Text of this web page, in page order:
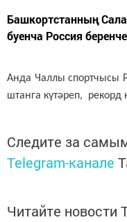
­Баш­корт­стан­ның
бу­ен­ча Рос­сия
Ан­да Чал­лы спорт­чы­сы
штан­га кү­тә­реп, ре­корд
Следите за
Telegram-канале
Читайте новости